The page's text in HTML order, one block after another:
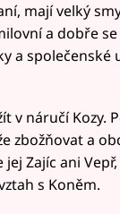
mají velký
a dobře
a společenské
v náručí
zbožňovat a
Zajíc ani
s Koněm.